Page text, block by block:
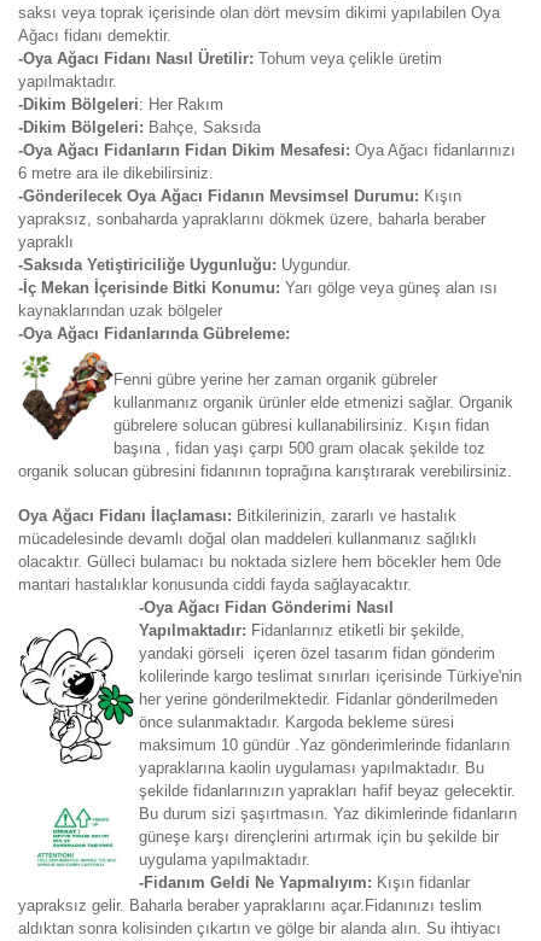
saksı veya toprak içerisinde olan dört mevsim dikimi yapılabilen Oya
Ağacı fidanı demektir.
-Oya Ağacı Fidanı Nasıl Üretilir: Tohum veya çelikle üretim
yapılmaktadır.
-Dikim Bölgeleri: Her Rakım
-Dikim Bölgeleri: Bahçe, Saksıda
-Oya Ağacı Fidanların Fidan Dikim Mesafesi: Oya Ağacı fidanlarınızı
6 metre ara ile dikebilirsiniz.
-Gönderilecek Oya Ağacı Fidanın Mevsimsel Durumu: Kışın
yapraksız, sonbaharda yapraklarını dökmek üzere, baharla beraber
yapraklı
-Saksıda Yetiştiriciliğe Uygunluğu: Uygundur.
-İç Mekan İçerisinde Bitki Konumu: Yarı gölge veya güneş alan ısı
kaynaklarından uzak bölgeler
-Oya Ağacı Fidanlarında Gübreleme:
Fenni gübre yerine her zaman organik gübreler
kullanmanız organik ürünler elde etmenizi sağlar. Organik
gübrelere solucan gübresi kullanabilirsiniz. Kışın fidan
başına , fidan yaşı çarpı 500 gram olacak şekilde toz
organik solucan gübresini fidanının toprağına karıştırarak verebilirsiniz.
Oya Ağacı Fidanı İlaçlaması: Bitkilerinizin, zararlı ve hastalık
mücadelesinde devamlı doğal olan maddeleri kullanmanız sağlıklı
olacaktır. Gülleci bulamacı bu noktada sizlere hem böcekler hem 0de
mantari hastalıklar konusunda ciddi fayda sağlayacaktır.
-Oya Ağacı Fidan Gönderimi Nasıl
Yapılmaktadır: Fidanlarınız etiketli bir şekilde,
yandaki görseli içeren özel tasarım fidan gönderim
kolilerinde kargo teslimat sınırları içerisinde Türkiye'nin
her yerine gönderilmektedir. Fidanlar gönderilmeden
önce sulanmaktadır. Kargoda bekleme süresi
maksimum 10 gündür .Yaz gönderimlerinde fidanların
yapraklarına kaolin uygulaması yapılmaktadır. Bu
şekilde fidanlarınızın yaprakları hafif beyaz gelecektir.
Bu durum sizi şaşırtmasın. Yaz dikimlerinde fidanların
güneşe karşı dirençlerini artırmak için bu şekilde bir
uygulama yapılmaktadır.
-Fidanım Geldi Ne Yapmalıyım: Kışın fidanlar
yapraksız gelir. Baharla beraber yapraklarını açar.Fidanınızı teslim
aldıktan sonra kolisinden çıkartın ve gölge bir alanda alın. Su ihtiyacı